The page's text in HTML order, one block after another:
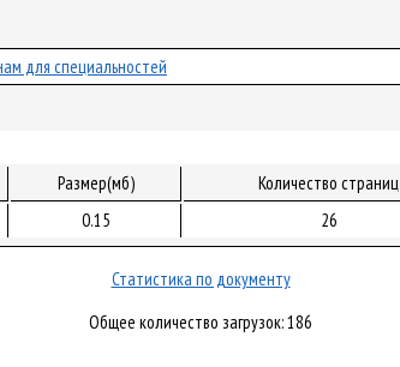
для специальностей
Размер(мб) Количество страниц
0.15 26
Статистика по документу
Общее количество загрузок: 186